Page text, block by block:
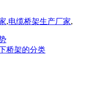
,电缆桥架生产厂家,
桥架的分类